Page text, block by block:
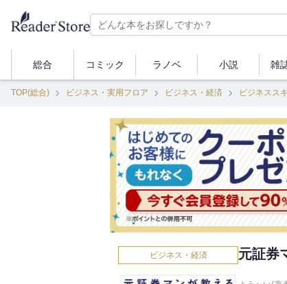
総合 コミック ラノベ 小説 雑
TOP(総合) ビジネス・実用フロア ビジネス・経済 ビジネスス
ビジネス・経済 元証券